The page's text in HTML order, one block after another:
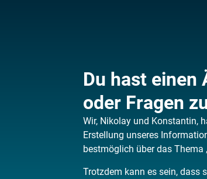
Du hast einen
oder Fragen
Wir, Nikolay und Konstantin,
Erstellung unseres
bestmöglich über das Thema
Trotzdem kann es sein, dass